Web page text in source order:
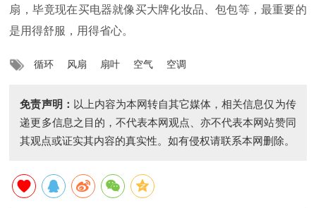
扇，毕竟现在买电器就像买大牌化妆品、包包等，最重要的
是用得舒服，用得省心。
循环 风扇 扇叶 空气 空调
免责声明： 以上内容为本网转自其它媒体，相关信息仅为传
递更多信息之目的，不代表本网观点、亦不代表本网站赞同
其观点或证实其内容的真实性。如有侵权请联系本网删除。